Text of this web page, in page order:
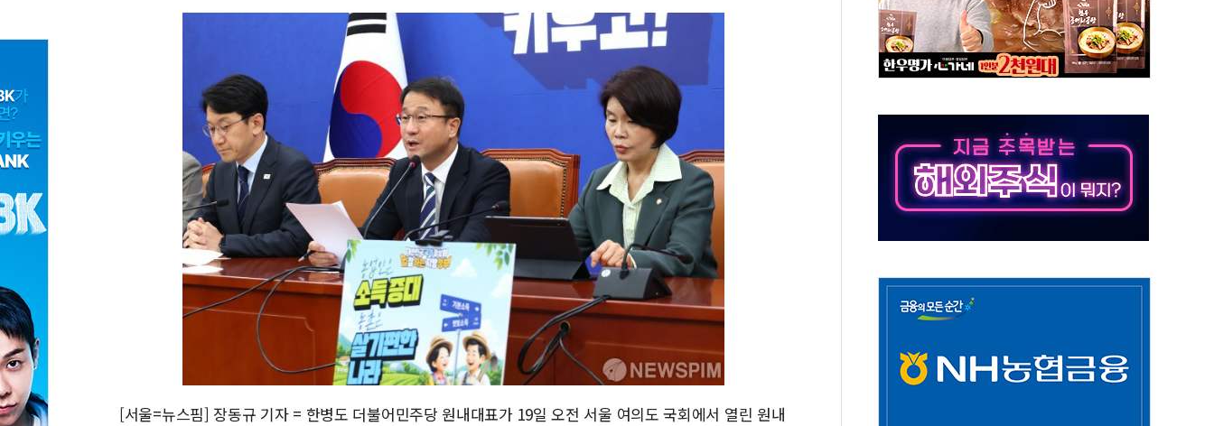
트럼프 "금리 내려야"…파월 때와 달리 워시엔 톤 낮춰
특정 정치인 측근 포항시 정책특보 내정설...포항시 '시끌'
李 "해남 태양광, 대한민국 다음 100년 밑거름…수도권 집중 완화 전환점"
李 대통령, '6시간 마라톤 부동산 2차 회의' 주재… "전폭적 공급 확대·속도전 총력"
트럼프, 中 겨냥 폴리실리콘 관세 15% 부과…美 태양광주 급등
[사진] 빈살만과 에르도안의 만남
이란와이어 "이란 최고지도자 위독…곧 사망해도 놀랍지 않아"
남동발전, 해남군에 국내 최대 규모 400MW 태양광 착공…여의도 1.6배 규모
[인도증시] 중동 불안 속 유가 상승에 소폭 하락...금융주 낙폭 커
[서울=뉴스핌] 장동규 기자 = 한병도 더불어민주당 원내대표가 19일 오전 서울 여의도 국회에서 열린 원내